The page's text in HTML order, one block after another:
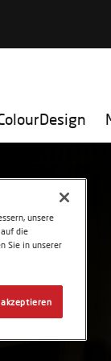
unsere
die
Sie in unserer
akzeptieren